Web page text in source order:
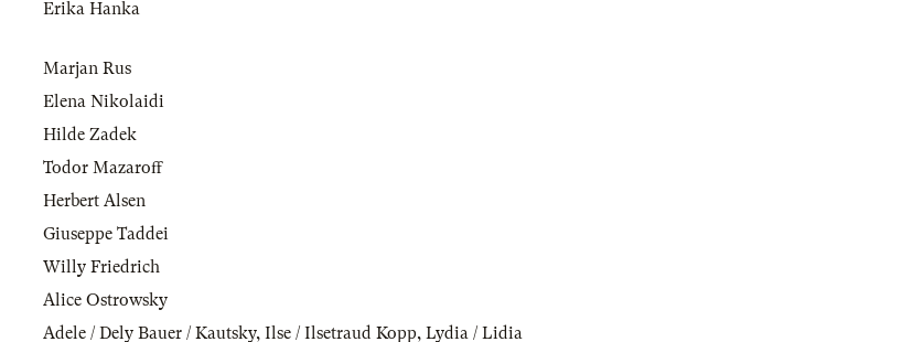
Erika Hanka
Marjan Rus
Elena Nikolaidi
Hilde Zadek
Todor Mazaroff
Herbert Alsen
Giuseppe Taddei
Willy Friedrich
Alice Ostrowsky
Adele / Dely Bauer / Kautsky, Ilse / Ilsetraud Kopp, Lydia / Lidia